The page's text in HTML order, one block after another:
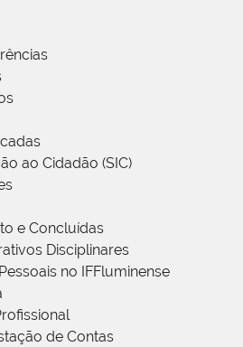
ao Cidadão (SIC)
e Concluídas
Disciplinares
no IFFluminense
de Contas